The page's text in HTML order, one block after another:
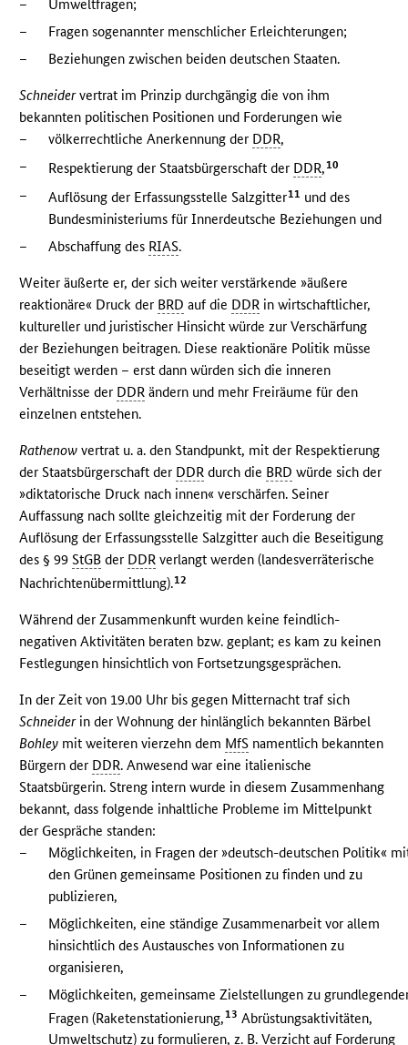
–
Umweltfragen;
–
Fragen sogenannter menschlicher Erleichterungen;
–
Beziehungen zwischen beiden deutschen Staaten.
Schneidervertrat im Prinzip durchgängig die von ihm
bekannten politischen Positionen und Forderungen wie
–
völkerrechtliche Anerkennung der DDR,
–
Respektierung der Staatsbürgerschaft der DDR,10
– Auflösung der Erfassungsstelle Salzgitter11 und des
Bundesministeriums für Innerdeutsche Beziehungen und
–
Abschaffung des RIAS.
Weiter äußerte er, der sich weiter verstärkende »äußere
reaktionäre« Druck der BRD auf die DDR in wirtschaftlicher,
kultureller und juristischer Hinsicht würde zur Verschärfung
der Beziehungen beitragen. Diese reaktionäre Politik müsse
beseitigt werden – erst dann würden sich die inneren
Verhältnisse der DDR ändern und mehr Freiräume für den
einzelnen entstehen.
Rathenow vertrat u. a. den Standpunkt, mit der Respektierung
der Staatsbürgerschaft der DDR durch die BRD würde sich der
»diktatorische Druck nach innen« verschärfen. Seiner
Auffassung nach sollte gleichzeitig mit der Forderung der
Auflösung der Erfassungsstelle Salzgitter auch die Beseitigung
des § 99StGB der DDR verlangt werden (landesverräterische
Nachrichtenübermittlung).12
Während der Zusammenkunft wurden keine feindlich-
negativen Aktivitäten beraten bzw. geplant; es kam zu keinen
Festlegungen hinsichtlich von Fortsetzungsgesprächen.
In der Zeit von 19.00 Uhr bis gegen Mitternacht traf sich
Schneiderin der Wohnung der hinlänglich bekannten Bärbel
Bohley mit weiteren vierzehn dem MfS namentlich bekannten
Bürgern der DDR. Anwesend war eine italienische
Staatsbürgerin. Streng intern wurde in diesem Zusammenhang
bekannt, dass folgende inhaltliche Probleme im Mittelpunkt
der Gespräche standen:
–
Möglichkeiten, in Fragen der »deutsch-deutschen Politik«
den Grünen gemeinsame Positionen zu finden und zu
publizieren,
–
Möglichkeiten, eine ständige Zusammenarbeit vor allem
hinsichtlich des Austausches von Informationen zu
organisieren,
–
Möglichkeiten, gemeinsame Zielstellungen zu
Fragen (Raketenstationierung,13 Abrüstungsaktivitäten,
Umweltschutz) zu formulieren, z. B. Verzicht auf Forderung